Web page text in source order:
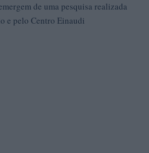
de uma pesquisa realizada
e pelo Centro Einaudi